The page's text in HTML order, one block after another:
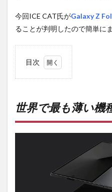
今回ICE CAT氏がGalaxy Z
ることが判明したので簡単に
目次
も薄
い機
種
世界で最も薄い機